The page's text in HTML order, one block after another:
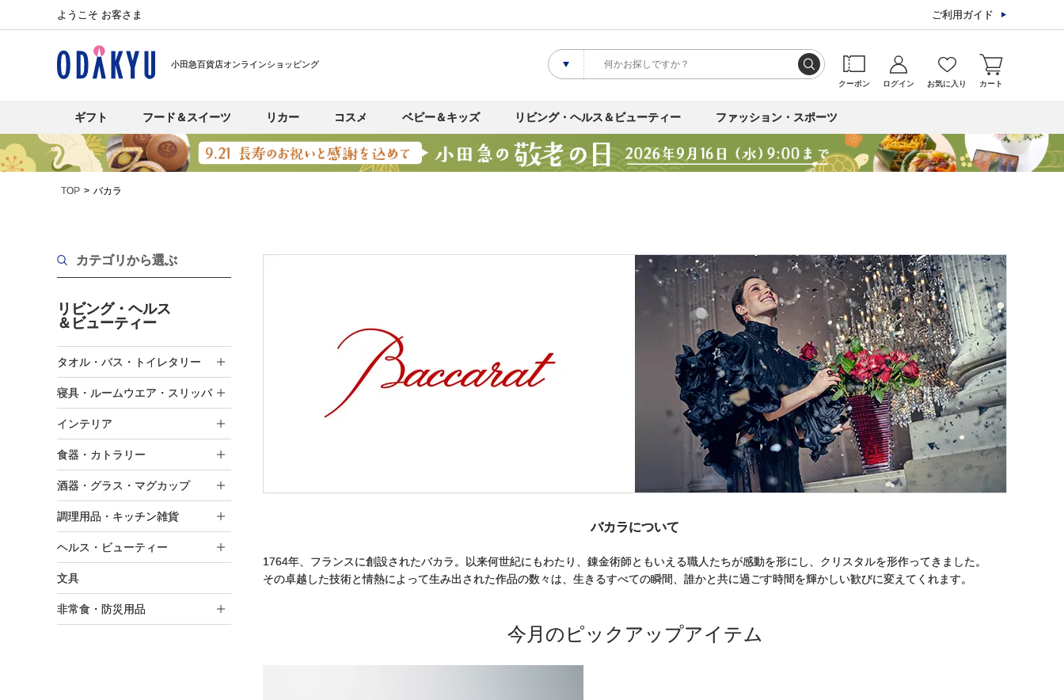
ようこそ お客さま ご利用ガイド
小田急百貨店オンラインショッピング
クーポン ログイン お気に入り カート
ギフト フード＆スイーツ リカー コスメ ベビー＆キッズ リビング・ヘルス＆ビューティー ファッション・スポーツ
TOP バカラ
カテゴリから選ぶ
リビング・ヘルス
＆ビューティー
タオル・バス・トイレタリー
寝具・ルームウエア・スリッパ
インテリア
食器・カトラリー
酒器・グラス・マグカップ
調理用品・キッチン雑貨
ヘルス・ビューティー
文具
非常食・防災用品
バカラについて
1764年、フランスに創設されたバカラ。以来何世紀にもわたり、錬金術師ともいえる職人たちが感動を形にし、クリスタルを形作ってきました。
その卓越した技術と情熱によって生み出された作品の数々は、生きるすべての瞬間、誰かと共に過ごす時間を輝かしい歓びに変えてくれます。
今月のピックアップアイテム